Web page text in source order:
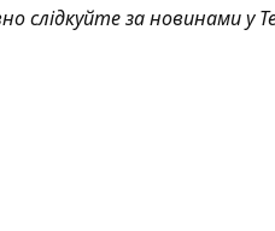
слідкуйте за новинами у